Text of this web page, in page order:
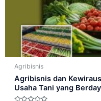
Agribisnis
Agribisnis dan
Usaha Tani yang